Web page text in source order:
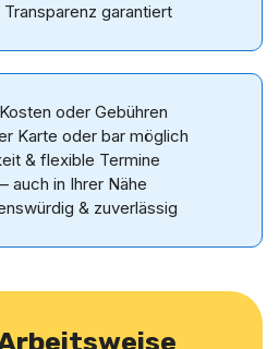
garantiert
oder Gebühren
Karte oder bar möglich
& flexible Termine
auch in Ihrer Nähe
& zuverlässig